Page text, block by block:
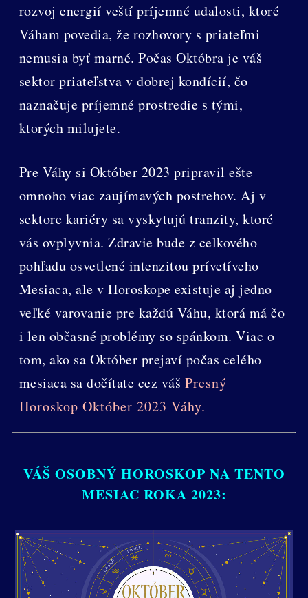
rozvoj energií veští príjemné udalosti, ktoré
Váham povedia, že rozhovory s priateľmi
nemusia byť marné. Počas Októbra je váš
sektor priateľstva v dobrej kondícií, čo
naznačuje príjemné prostredie s tými,
ktorých milujete.
Pre Váhy si Október 2023 pripravil ešte
omnoho viac zaujímavých postrehov. Aj v
sektore kariéry sa vyskytujú tranzity, ktoré
vás ovplyvnia. Zdravie bude z celkového
pohľadu osvetlené intenzitou prívetíveho
Mesiaca, ale v Horoskope existuje aj jedno
veľké varovanie pre každú Váhu, ktorá má čo
i len občasné problémy so spánkom. Viac o
tom, ako sa Október prejaví počas celého
mesiaca sa dočítate cez váš Presný
Horoskop Október 2023 Váhy.
VÁŠ OSOBNÝ HOROSKOP NA TENTO
MESIAC ROKA 2023: